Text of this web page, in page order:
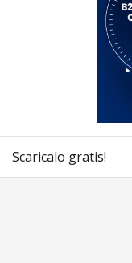
Scaricalo gratis!